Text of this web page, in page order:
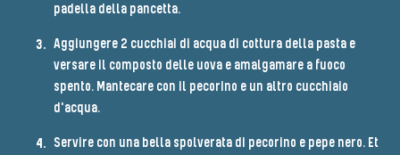
padella della pancetta.
Aggiungere 2 cucchiai di acqua di cottura della pasta e
versare il composto delle uova e amalgamare a fuoco
spento. Mantecare con il pecorino e un altro cucchiaio
d'acqua.
Servire con una bella spolverata di pecorino e pepe nero. Et